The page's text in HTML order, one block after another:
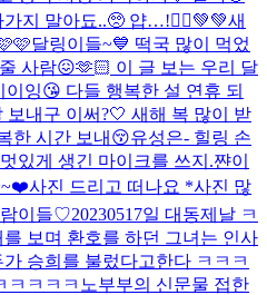
지 말아됴..🥺 얍…!🧚‍♀️💚💚새
달링이들~💙 떡국 많이 먹었
사람😖🫶🏻 이 글 보는 우리 달
잉😘 다들 행복한 설 연휴 되
보내구 이써?🤍 새해 복 많이 받
한 시간 보내😚유성은- 힐링 손
있게 생긴 마이크를 쓰지.쨘이
사진 드리고 떠나요 *사진 많
람이들♡20230517일 대동제날 ㅋ
보며 환호를 하던 그녀는 인사
승희를 불렀다고한다 ㅋㅋㅋ
ㅋㅋㅋㅋ 노부부의 신문물 접한